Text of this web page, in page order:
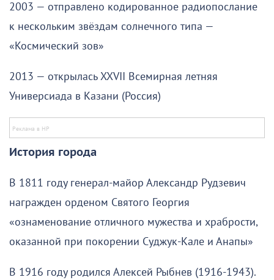
2003 — отправлено кодированное радиопослание
к нескольким звёздам солнечного типа —
«Космический зов»
2013 — открылась XXVII Всемирная летняя
Универсиада в Казани (Россия)
История города
В 1811 году генерал-майор Александр Рудзевич
награжден орденом Святого Георгия
«ознаменование отличного мужества и храбрости,
оказанной при покорении Суджук-Кале и Анапы»
В 1916 году родился Алексей Рыбнев (1916-1943).